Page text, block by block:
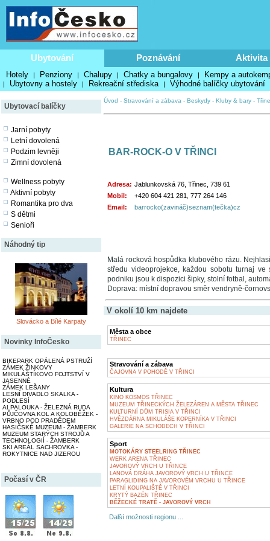
Ubytování Poznávání Aktivita
Hotely | Penziony | Chalupy | Chatky a bungalovy | Kempy a
| Ubytovny a hostely | Rekreační střediska | Výhodné balíčky ubytování
Ubytovací balíčky
Jarní pobyty
Letní dovolená
Podzim levněji
Zimní dovolená
Wellness pobyty
Aktivní pobyty
Romantika pro dva
S dětmi
Senioři
Náhodný tip
Slovácko a Bílé Karpaty
Novinky InfoČesko
BIKEPARK OPÁLENÁ PSTRUŽÍ
ZÁMEK ŽINKOVY
MIKULÁŠTÍKOVO FOJTSTVÍ V
JASENNÉ
ZÁMEK LEŠANY
LESNÍ DIVADLO SKALKA -
PODLESÍ
ALPALOUKA - ŽELEZNÁ RUDA
PŮJČOVNA KOL A KOLOBĚŽEK -
VRBNO POD PRADĚDEM
HASIČSKÉ MUZEUM - ŽAMBERK
MUZEUM STARÝCH STROJŮ A
TECHNOLOGIÍ - ŽAMBERK
SKI AREÁL SACHROVKA -
ROKYTNICE NAD JIZEROU
Počasí v ČR
Úvod - Stravování a zábava - Beskydy - Kluby & bary -
BAR-ROCK-O V TŘINCI
Adresa: Jablunkovská 76, Třinec, 739 61
Mobil:
+420 604 421 281, 777 264 146
Email:
barrocko(zavináč)seznam(tečka)cz
Malá rocková hospůdka klubového rázu.
středu videoprojekce, každou sobotu turnaj
podniku jsou k dispozici šipky, stolní fotbal,
Doprava: místní dopravou směr vendryně-
V okolí 10 km najdete
Města a obce
TŘINEC
Stravování a zábava
ČAJOVNA V POHODĚ V TŘINCI
Kultura
KINO KOSMOS TŘINEC
MUZEUM TŘINECKÝCH ŽELEZÁREN A MĚSTA TŘINEC
KULTURNÍ DŮM TRISIA V TŘINCI
HVĚZDÁRNA MIKULÁŠE KOPERNÍKA V TŘINCI
GALERIE NA SCHODECH V TŘINCI
Sport
MOTOKÁRY STEELRING TŘINEC
WERK ARENA TŘINEC
JAVOROVÝ VRCH U TŘINCE
LANOVÁ DRÁHA JAVOROVÝ VRCH U TŘINCE
PARAGLIDING NA JAVOROVÉM VRCHU U TŘINCE
LETNÍ KOUPALIŠTĚ V TŘINCI
KRYTÝ BAZÉN TŘINEC
BĚŽECKÉ TRATĚ - JAVOROVÝ VRCH
Další možnosti regionu ...